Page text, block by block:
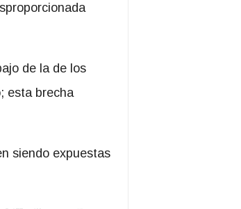
de la de los
esta brecha
siendo expuestas